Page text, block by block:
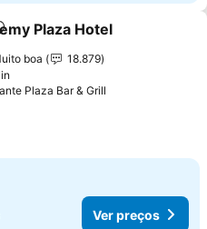
aos favoritos
Plaza Hotel
boa
18.879
Plaza Bar & Grill
Ver preços